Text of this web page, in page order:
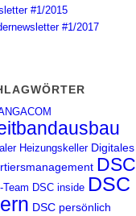
#1/2015
#1/2017
Heizungskeller Digitales
DSC
Team DSC inside DSC
DSC persönlich